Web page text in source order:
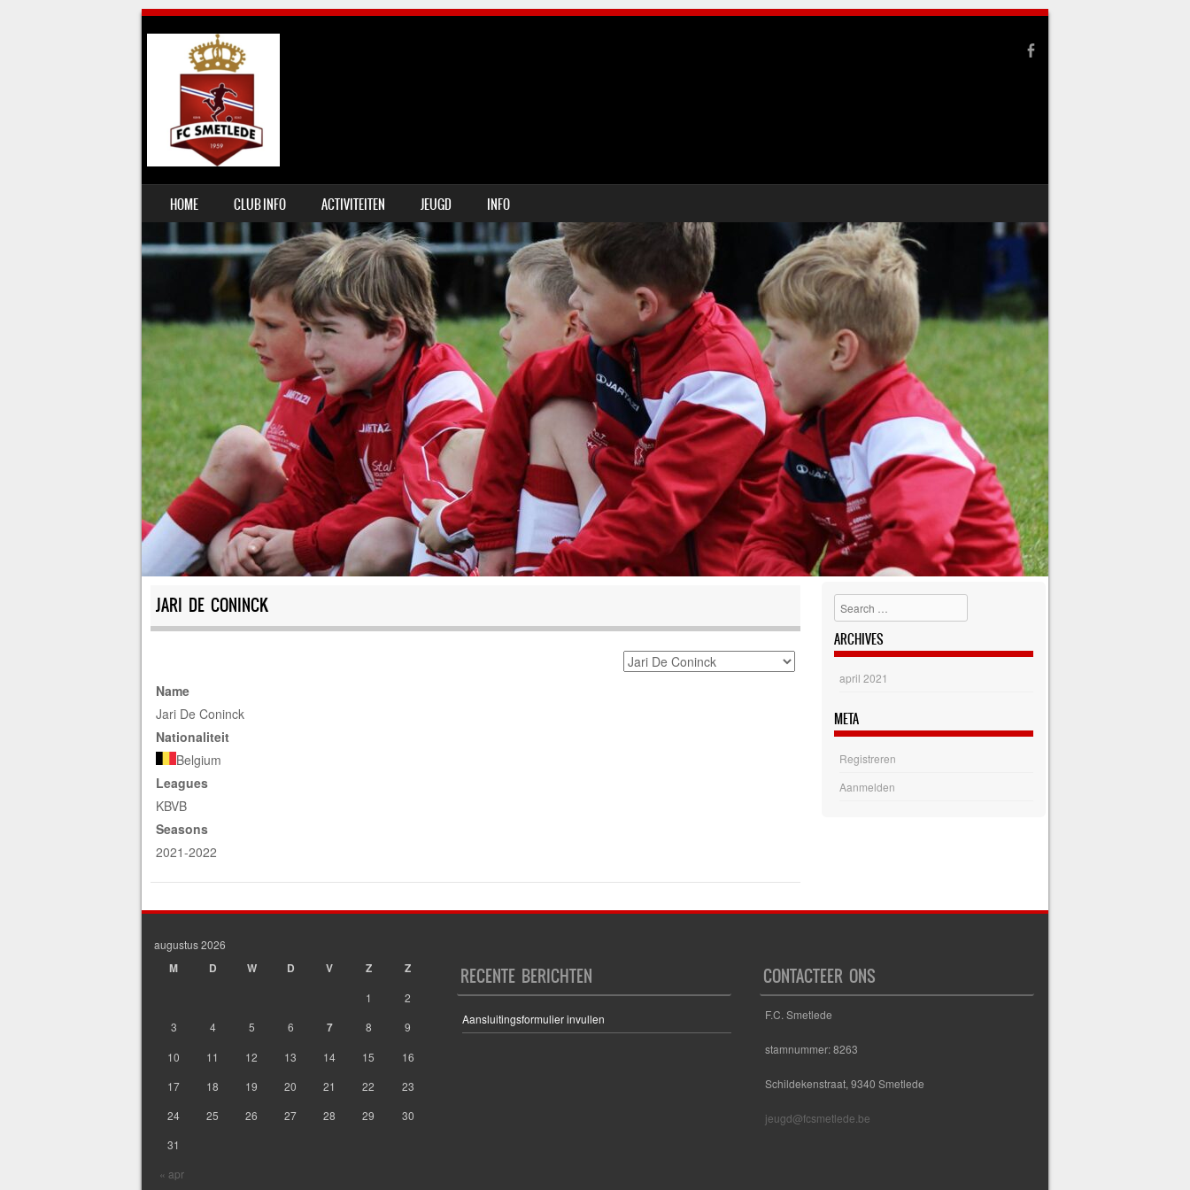
MENU
SKIP TO CONTENT
HOME CLUB INFO ACTIVITEITEN JEUGD INFO
JARI DE CONINCK
Name
Jari De Coninck
Nationaliteit
Belgium
Leagues
KBVB
Seasons
2021-2022
Search
ARCHIVES
april 2021
META
Registreren
Aanmelden
augustus 2026
M D W D V Z Z
« apr
1
2
3
4 5 6 7 8
9
10
11 12 13 14 15
16
17
18 19 20 21 22
23
24
25 26 27 28 29
30
31
RECENTE BERICHTEN
Aansluitingsformulier invullen
CONTACTEER ONS
F.C. Smetlede
stamnummer: 8263
Schildekenstraat, 9340 Smetlede
jeugd@fcsmetlede.be